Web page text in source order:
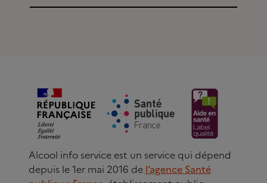
Alcool info service est un service qui dépend
depuis le 1er mai 2016 de l’agence Santé